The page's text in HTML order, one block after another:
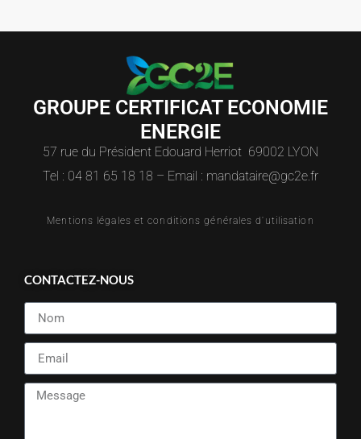
GROUPE CERTIFICAT ECONOMIE
ENERGIE
57 rue du Président Edouard Herriot 69002 LYON
Tel : 04 81 65 18 18 – Email : mandataire@gc2e.fr
Mentions légales et conditions générales d'utilisation
CONTACTEZ-NOUS